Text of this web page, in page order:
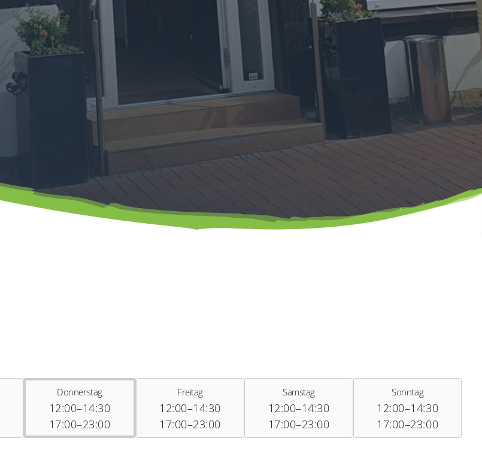
Donnerstag
12:00–14:30
17:00–23:00
Freitag
12:00–14:30
17:00–23:00
Samstag
12:00–14:30
17:00–23:00
Sonntag
12:00–14:30
17:00–23:00